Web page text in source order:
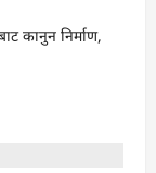
कानुन निर्माण,